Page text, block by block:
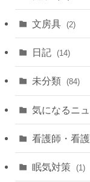
文房具 (2)
日記 (14)
未分類 (84)
気になるニ
看護師・看
眠気対策 (1)